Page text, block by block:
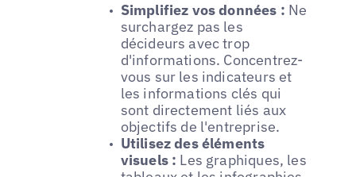
Simplifiez vos données : Ne
surchargez pas les
décideurs avec trop
d'informations. Concentrez-
vous sur les indicateurs et
les informations clés qui
sont directement liés aux
objectifs de l'entreprise.
Utilisez des éléments
visuels : Les graphiques, les